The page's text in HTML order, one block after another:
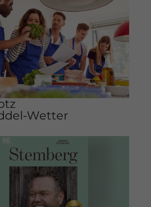
Wetter
Informationen anzeigen
Datenschutzerklärung Impressum